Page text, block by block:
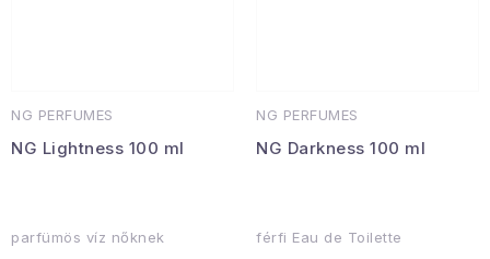
NG PERFUMES
NG Lightness 100 ml
parfümös víz nőknek
NG PERFUMES
NG Darkness 100 ml
férfi Eau de Toilette